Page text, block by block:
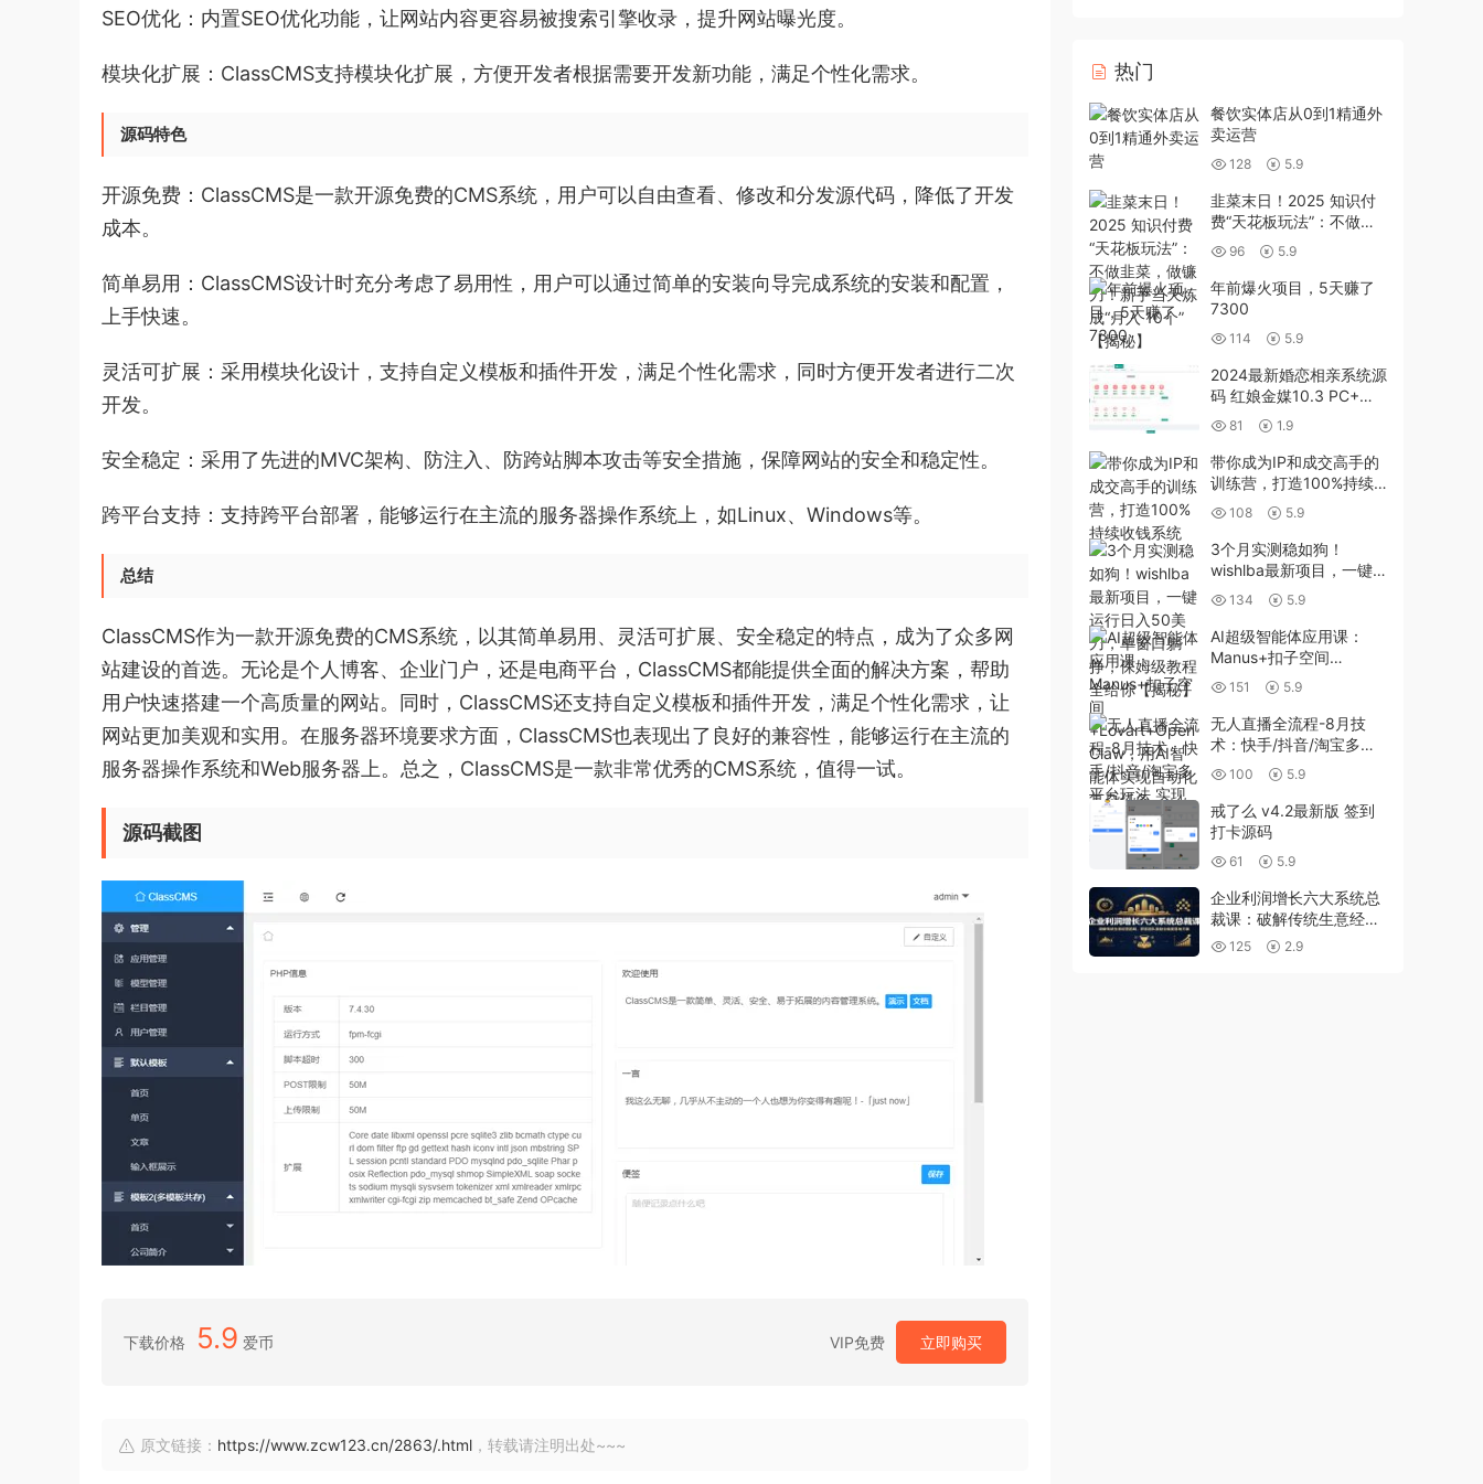
SEO优化：内置SEO优化功能，让网站内容更容易被搜索引擎收录，提升网站曝光度。
模块化扩展：ClassCMS支持模块化扩展，方便开发者根据需要开发新功能，满足个性化需求。
源码特色
开源免费：ClassCMS是一款开源免费的CMS系统，用户可以自由查看、修改和分发源代码，降低了开发
成本。
简单易用：ClassCMS设计时充分考虑了易用性，用户可以通过简单的安装向导完成系统的安装和配置，
上手快速。
灵活可扩展：采用模块化设计，支持自定义模板和插件开发，满足个性化需求，同时方便开发者进行二次
开发。
安全稳定：采用了先进的MVC架构、防注入、防跨站脚本攻击等安全措施，保障网站的安全和稳定性。
跨平台支持：支持跨平台部署，能够运行在主流的服务器操作系统上，如Linux、Windows等。
总结
ClassCMS作为一款开源免费的CMS系统，以其简单易用、灵活可扩展、安全稳定的特点，成为了众多网
站建设的首选。无论是个人博客、企业门户，还是电商平台，ClassCMS都能提供全面的解决方案，帮助
用户快速搭建一个高质量的网站。同时，ClassCMS还支持自定义模板和插件开发，满足个性化需求，让
网站更加美观和实用。在服务器环境要求方面，ClassCMS也表现出了良好的兼容性，能够运行在主流的
服务器操作系统和Web服务器上。总之，ClassCMS是一款非常优秀的CMS系统，值得一试。
源码截图
下载价格 5.9 爱币 VIP免费 立即购买
原文链接： https://www.zcw123.cn/2863/.html ，转载请注明出处~~~
热门
餐饮实体店从0到1精通外
卖运营
128 5.9
韭菜末日！2025 知识付
费“天花板玩法”：不做韭
菜，做镰刀！新手当天炼
成“月入 10个”【揭秘】
96 5.9
年前爆火项目，5天赚了
7300
114 5.9
2024最新婚恋相亲系统源
码 红娘金媒10.3 PC+小
程序+公众号 接入三端
81 1.9
带你成为IP和成交高手的
训练营，打造100%持续
收钱系统
108 5.9
3个月实测稳如狗！
wishlba最新项目，一键
运行日入50美刀，单窗口
躺挣，保姆级教程全给你
【揭秘】
134 5.9
AI超级智能体应用课：
Manus+扣子空间
+Lovart+OpenClaw，用
AI智能体实现自动化复杂
任务
151 5.9
无人直播全流程-8月技
术：快手/抖音/淘宝多平
台玩法 实现24小时自动
化带货
100 5.9
戒了么 v4.2最新版 签到
打卡源码
61 5.9
企业利润增长六大系统总
裁课：破解传统生意经营
困局，获客团队激励全维
125 2.9